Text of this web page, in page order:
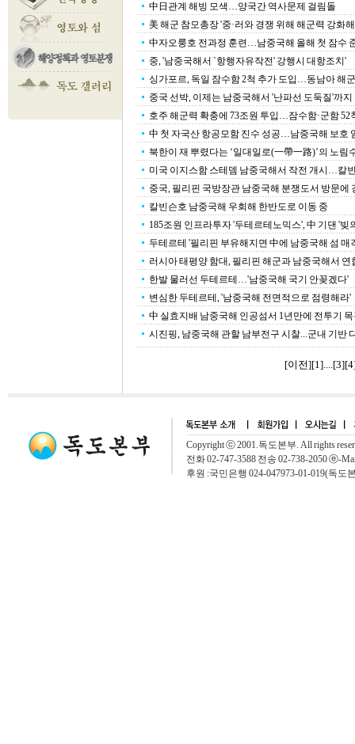
中日관계 해빙 모색…양국간 역사문제 걸림돌
美 해군 참모총장 '중·러와 경쟁 위해 해군력 강화
中자오룽호 전과정 훈련…남중국해 올해 첫 잠수
중, '남중국해서 `항행자유작전' 강행시 대항조치'
싱가포르, 독일 잠수함 2척 추가 도입…동남아 해
중국 선박, 이제는 남중국해서 '난파선 도둑질'까지
호주 해군력 확충에 73조원 투입…잠수함·군함 52
中 첫 자국산 항공모함 진수 성공…남중국해 보호
북한이 재 뿌렸다는 ‘일대일로(一帶一路)’의 노림
미국 이지스함 스테뎀 남중국해서 작전 개시…칼
중국, 필리핀 국방장관 남중국해 분쟁도서 방문에
칼빈슨호 남중국해 우회해 한반도로 이동 중
185조원 인프라투자 '두테르테노믹스', 中 기댄 '빚
두테르테 '필리핀 부유해지면 中에 남중국해 섬 매
러시아 태평양 함대, 필리핀 해군과 남중국해서 연
한발 물러선 두테르테…'남중국해 국기 안꽂겠다'
변심한 두테르테, '남중국해 전면적으로 점령해라'
中 실효지배 남중국해 인공섬서 1년만에 전투기
시진핑, 남중국해 관할 남부전구 시찰...군내 기반
[이전][1]....[3][4
Copyright ⓒ 2001.독도본부. All rights
전화 02-747-3588 전송 02-738-2050 ⓔ-
후원 :국민은행 024-047973-01-019(독도